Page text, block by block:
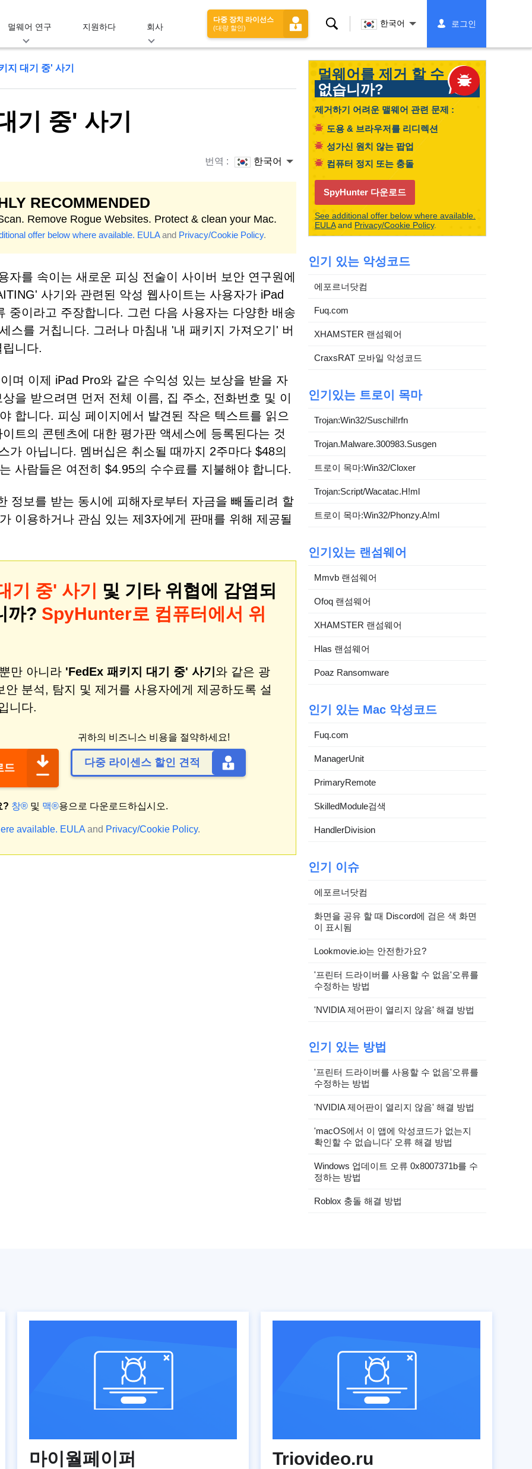
멀웨어 연구 지원하다 회사
다중 장치 라이선스
(대량 할인)
찾
한국어 로그인
지 대기 중' 사기
기 중' 사기
번역 : 한국어
RECOMMENDED
Remove Rogue Websites. Protect & clean your Mac.
offer below where available. EULAand Privacy/Cookie Policy.
자를 속이는 새로운 피싱 전술이 사이버 보안 연구원에
사기와 관련된 악성 웹사이트는 사용자가 iPad
중이라고 주장합니다. 그런 다음 사용자는 다양한 배송
스를 거칩니다. 그러나 마침내 '내 패키지 가져오기' 버
니다.
며 이제 iPad Pro와 같은 수익성 있는 보상을 받을 자
을 받으려면 먼저 전체 이름, 집 주소, 전화번호 및 이
합니다. 피싱 페이지에서 발견된 작은 텍스트를 읽으
트의 콘텐츠에 대한 평가판 액세스에 등록된다는 것
가 아닙니다. 멤버십은 취소될 때까지 2주마다 $48의
사람들은 여전히 $4.95의 수수료를 지불해야 합니다.
정보를 받는 동시에 피해자로부터 자금을 빼돌리려 할
이용하거나 관심 있는 제3자에게 판매를 위해 제공될
기 중' 사기
및 기타 위협에 감염되
까? SpyHunter로 컴퓨터에서 위
만 아니라 'FedEx 패키지 대기 중' 사기 와 같은 광
분석, 탐지 및 제거를 사용자에게 제공하도록 설
니다.
드
귀하의 비즈니스 비용을 절약하세요!
다중 라이센스 할인 견적
? 창®및 맥®용으로 다운로드하십시오.
available. EULA and Privacy/Cookie Policy.
멀웨어를 제거 할 수
없습니까?
제거하기 어려운 맬웨어 관련 문제 :
도용 & 브라우저를 리디렉션
성가신 원치 않는 팝업
컴퓨터 정지 또는 충돌
SpyHunter 다운로드
See additional offer below where available.
EULAand Privacy/Cookie Policy.
인기 있는 악성코드
에포르너닷컴
Fuq.com
XHAMSTER 랜섬웨어
CraxsRAT 모바일 악성코드
인기있는 트로이 목마
Trojan:Win32/Suschil!rfn
Trojan.Malware.300983.Susgen
트로이 목마:Win32/Cloxer
Trojan:Script/Wacatac.H!ml
트로이 목마:Win32/Phonzy.A!ml
인기있는 랜섬웨어
Mmvb 랜섬웨어
Ofoq 랜섬웨어
XHAMSTER 랜섬웨어
Hlas 랜섬웨어
Poaz Ransomware
인기 있는 Mac 악성코드
Fuq.com
ManagerUnit
PrimaryRemote
SkilledModule검색
HandlerDivision
인기 이슈
에포르너닷컴
화면을 공유 할 때 Discord에 검은 색 화면
이 표시됨
Lookmovie.io는 안전한가요?
'프린터 드라이버를 사용할 수 없음'오류를
수정하는 방법
'NVIDIA 제어판이 열리지 않음' 해결 방법
인기 있는 방법
'프린터 드라이버를 사용할 수 없음'오류를
수정하는 방법
'NVIDIA 제어판이 열리지 않음' 해결 방법
'macOS에서 이 앱에 악성코드가 없는지
확인할 수 없습니다' 오류 해결 방법
Windows 업데이트 오류 0x8007371b를 수
정하는 방법
Roblox 충돌 해결 방법
마이월페이퍼 Triovideo.ru